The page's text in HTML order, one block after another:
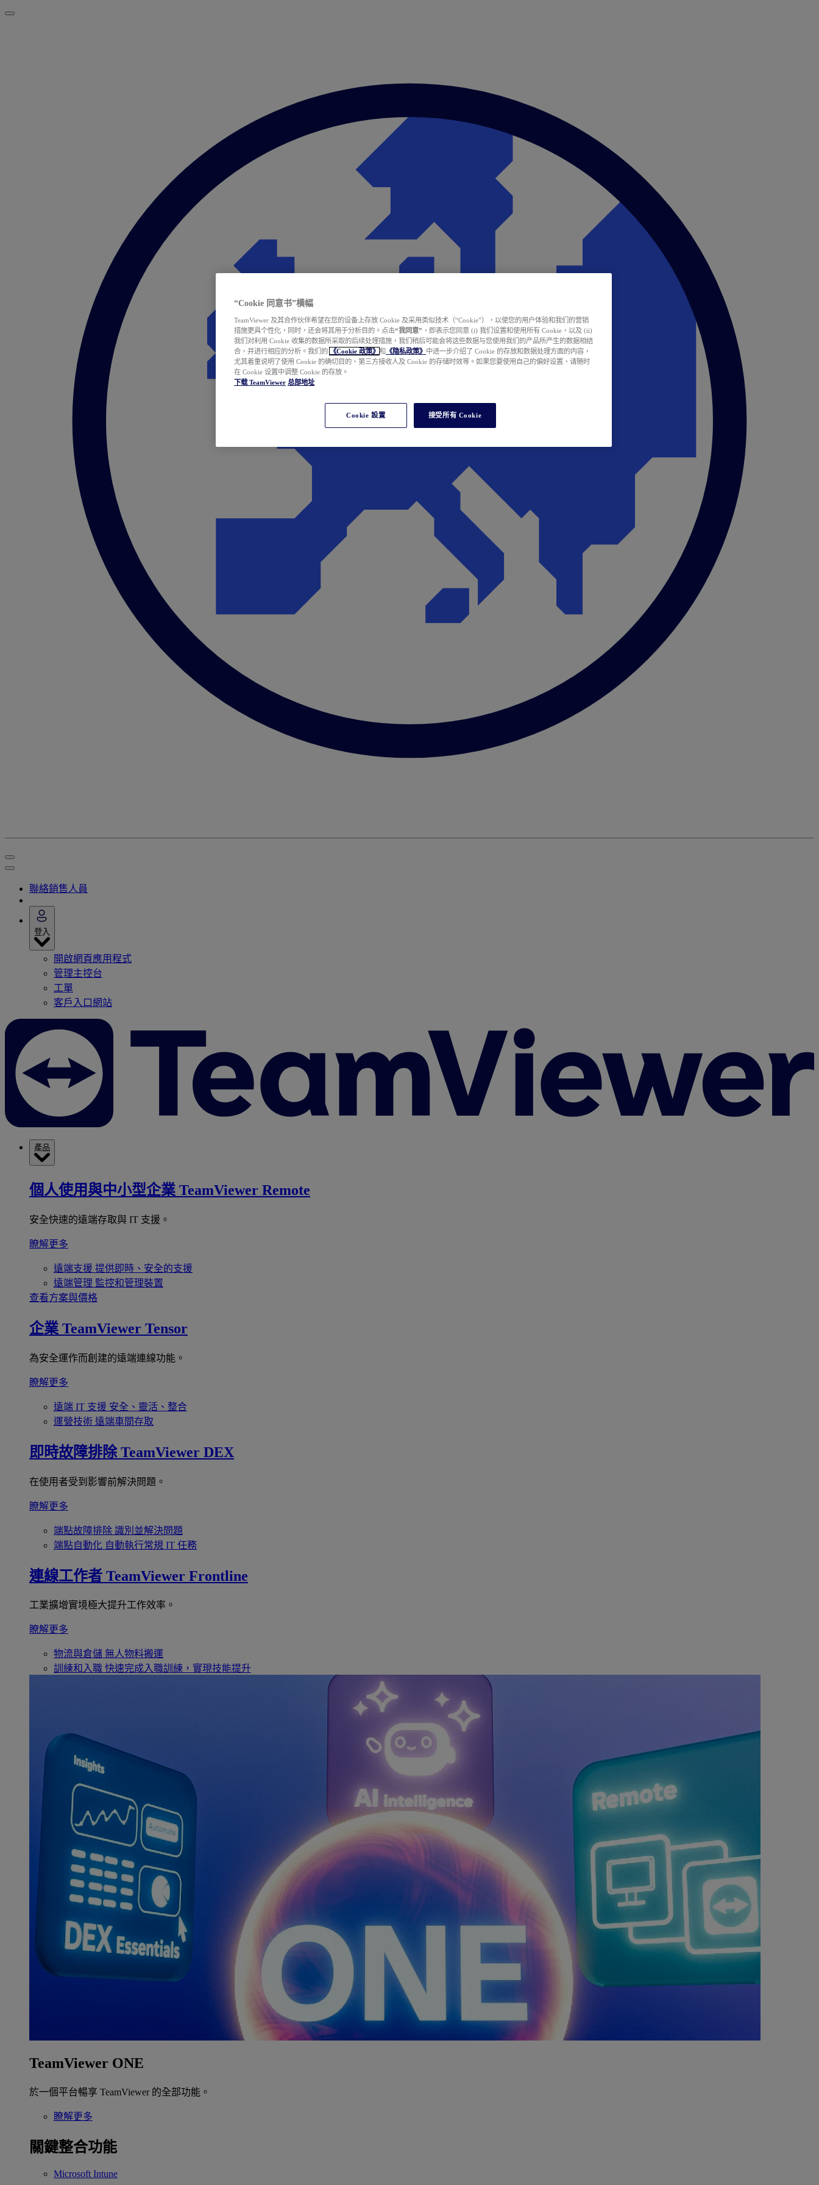
聯絡銷售人員
登入
開啟網頁應用程式
管理主控台
工單
客戶入口網站
產品
個人使用與中小型企業 TeamViewer Remote
安全快速的遠端存取與 IT 支援。
瞭解更多
遠端支援 提供即時、安全的支援
遠端管理 監控和管理裝置
查看方案與價格
企業 TeamViewer Tensor
為安全運作而創建的遠端連線功能。
瞭解更多
遠端 IT 支援 安全、靈活、整合
運營技術 遠端車間存取
即時故障排除 TeamViewer DEX
在使用者受到影響前解決問題。
瞭解更多
端點故障排除 識別並解決問題
端點自動化 自動執行常規 IT 任務
連線工作者 TeamViewer Frontline
工業擴增實境極大提升工作效率。
瞭解更多
物流與倉儲 無人物料搬運
訓練和入職 快速完成入職訓練，實現技能提升
TeamViewer ONE
於一個平台暢享 TeamViewer 的全部功能。
瞭解更多
關鍵整合功能
Microsoft Intune
“Cookie 同意书”横幅
TeamViewer 及其合作伙伴希望在您的设备上存放 Cookie 及采用类似技术（“Cookie”），以使您的用户体验和我们的营销
措施更具个性化，同时，还会将其用于分析目的。点击“我同意” ，即表示您同意 (i) 我们设置和使用所有 Cookie，以及 (ii)
我们对利用 Cookie 收集的数据所采取的后续处理措施，我们稍后可能会将这些数据与您使用我们的产品所产生的数据相结
合，并进行相应的分析。我们的
《Cookie 政策》 和 《隐私政策》 中进一步介绍了 Cookie 的存放和数据处理方面的内容，
尤其着重说明了使用 Cookie 的确切目的、第三方接收人及 Cookie 的存储时效等。如果您要使用自己的偏好设置，请随时
在 Cookie 设置中调整 Cookie 的存放。
下载 TeamViewer 总部地址
Cookie 設置 接受所有 Cookie